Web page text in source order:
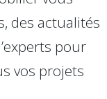
des actualités
pour
vos projets